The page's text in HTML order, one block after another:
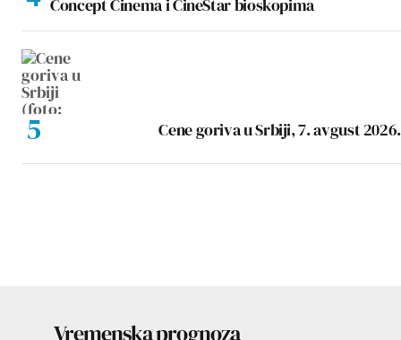
Concept Cinema i CineStar bioskopima
Cene goriva u Srbiji, 7. avgust 2026.
Vremenska prognoza